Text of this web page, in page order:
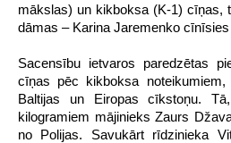
mākslas) un kikboksa (K-1) cīņas,
dāmas – Karina Jaremenko
Sacensību ietvaros paredzētas
cīņas pēc kikboksa
Baltijas un Eiropas cīkstoņu.
kilogramiem mājinieks Zaurs
no Polijas. Savukārt rīdzinieka